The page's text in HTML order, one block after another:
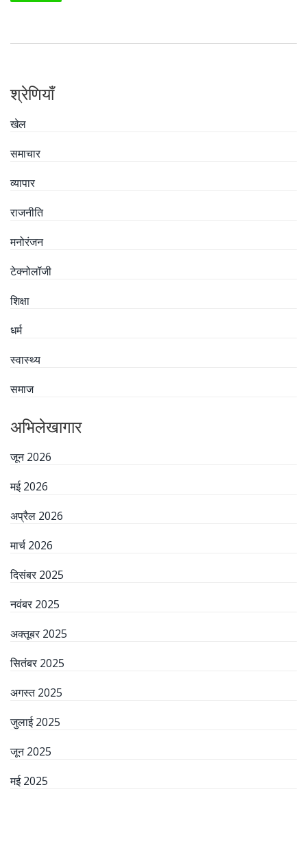
श्रेणियाँ
खेल
समाचार
व्यापार
राजनीति
मनोरंजन
टेक्नोलॉजी
शिक्षा
धर्म
स्वास्थ्य
समाज
अभिलेखागार
जून 2026
मई 2026
अप्रैल 2026
मार्च 2026
दिसंबर 2025
नवंबर 2025
अक्तूबर 2025
सितंबर 2025
अगस्त 2025
जुलाई 2025
जून 2025
मई 2025